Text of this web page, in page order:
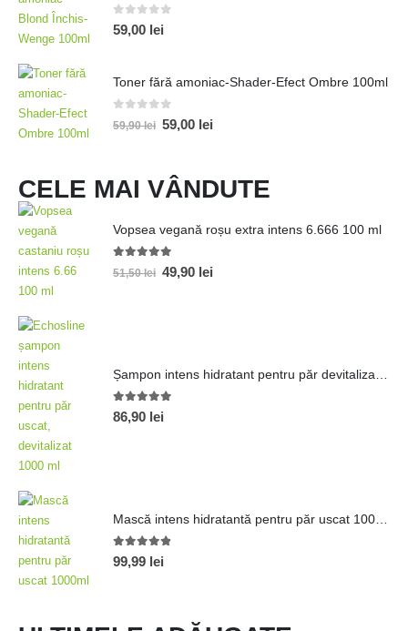
0out of 5
59,00 lei
Toner fără amoniac-Shader-Efect Ombre 100ml
out of 5
59,90lei 59,00 lei
CELE MAI VÂNDUTE
Vopsea vegană roșu extra intens 6.666 100 ml
out of 5
51,50lei 49,90 lei
Șampon intens hidratant pentru păr devitalizat 1000ml
5.00out of 5
86,90 lei
Mască intens hidratantă pentru păr uscat 1000ml
4.80out of 5
99,99 lei